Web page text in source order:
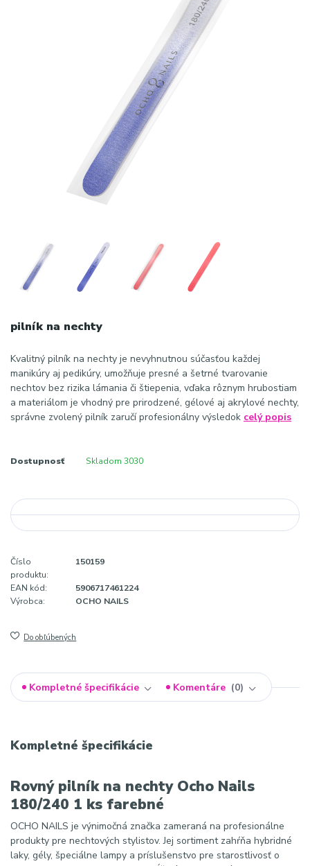
pilník na nechty
Kvalitný pilník na nechty je nevyhnutnou súčasťou každej
manikúry aj pedikúry, umožňuje presné a šetrné tvarovanie
nechtov bez rizika lámania či štiepenia, vďaka rôznym hrubostiam
a materiálom je vhodný pre prirodzené, gélové aj akrylové nechty,
správne zvolený pilník zaručí profesionálny výsledok celý popis
Dostupnosť Skladom 3030
Číslo
produktu:
150159
EAN kód:
5906717461224
Výrobca:
OCHO NAILS
Do obľúbených
Kompletné špecifikácie Komentáre 0
Kompletné špecifikácie
Rovný pilník na nechty Ocho Nails
180/240 1 ks farebné
OCHO NAILS je výnimočná značka zameraná na profesionálne
produkty pre nechtových stylistov. Jej sortiment zahŕňa hybridné
laky, gély, špeciálne lampy a príslušenstvo pre starostlivosť o